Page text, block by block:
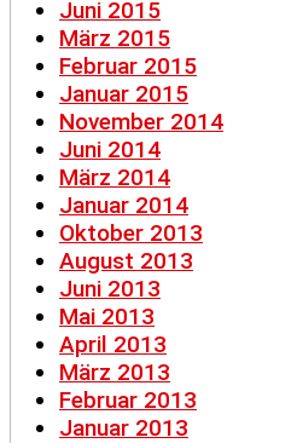
Juni 2015
März 2015
Februar 2015
Januar 2015
November 2014
Juni 2014
März 2014
Januar 2014
Oktober 2013
August 2013
Juni 2013
Mai 2013
April 2013
März 2013
Februar 2013
Januar 2013